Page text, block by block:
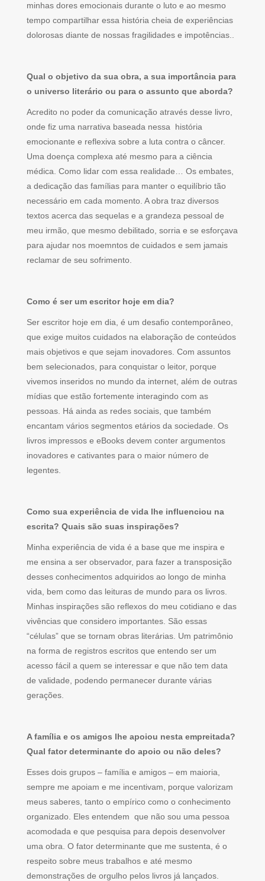
minhas dores emocionais durante o luto e ao mesmo
tempo compartilhar essa história cheia de experiências
dolorosas diante de nossas fragilidades e impotências..
Qual o objetivo da sua obra, a sua importância para
o universo literário ou para o assunto que aborda?
Acredito no poder da comunicação através desse livro,
onde fiz uma narrativa baseada nessa história
emocionante e reflexiva sobre a luta contra o câncer.
Uma doença complexa até mesmo para a ciência
médica. Como lidar com essa realidade… Os embates,
a dedicação das famílias para manter o equilíbrio tão
necessário em cada momento. A obra traz diversos
textos acerca das sequelas e a grandeza pessoal de
meu irmão, que mesmo debilitado, sorria e se esforçava
para ajudar nos moemntos de cuidados e sem jamais
reclamar de seu sofrimento.
Como é ser um escritor hoje em dia?
Ser escritor hoje em dia, é um desafio contemporâneo,
que exige muitos cuidados na elaboração de conteúdos
mais objetivos e que sejam inovadores. Com assuntos
bem selecionados, para conquistar o leitor, porque
vivemos inseridos no mundo da internet, além de outras
mídias que estão fortemente interagindo com as
pessoas. Há ainda as redes sociais, que também
encantam vários segmentos etários da sociedade. Os
livros impressos e eBooks devem conter argumentos
inovadores e cativantes para o maior número de
legentes.
Como sua experiência de vida lhe influenciou na
escrita? Quais são suas inspirações?
Minha experiência de vida é a base que me inspira e
me ensina a ser observador, para fazer a transposição
desses conhecimentos adquiridos ao longo de minha
vida, bem como das leituras de mundo para os livros.
Minhas inspirações são reflexos do meu cotidiano e das
vivências que considero importantes. São essas
“células” que se tornam obras literárias. Um patrimônio
na forma de registros escritos que entendo ser um
acesso fácil a quem se interessar e que não tem data
de validade, podendo permanecer durante várias
gerações.
A família e os amigos lhe apoiou nesta empreitada?
Qual fator determinante do apoio ou não deles?
Esses dois grupos – família e amigos – em maioria,
sempre me apoiam e me incentivam, porque valorizam
meus saberes, tanto o empírico como o conhecimento
organizado. Eles entendem que não sou uma pessoa
acomodada e que pesquisa para depois desenvolver
uma obra. O fator determinante que me sustenta, é o
respeito sobre meus trabalhos e até mesmo
demonstrações de orgulho pelos livros já lançados.